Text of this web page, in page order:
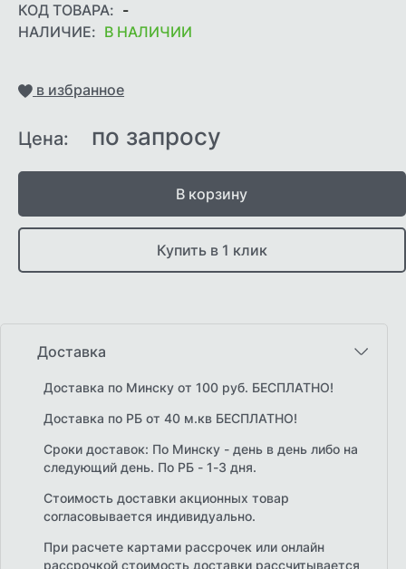
КОД ТОВАРА: -
НАЛИЧИЕ: В НАЛИЧИИ
Добавить
в избранное
Цена: по запросу
В корзину
Купить в 1 клик
Доставка
Доставка по Минску от 100 руб. БЕСПЛАТНО!
Доставка по РБ от 40 м.кв БЕСПЛАТНО!
Сроки доставок: По Минску - день в день либо на
следующий день. По РБ - 1-3 дня.
Стоимость доставки акционных товар
согласовывается индивидуально.
При расчете картами рассрочек или онлайн
рассрочкой стоимость доставки рассчитывается